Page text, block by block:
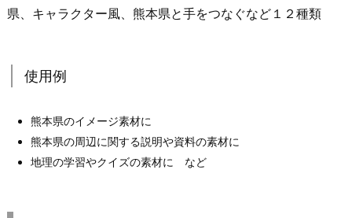
県、キャラクター風、熊本県と手をつなぐなど１２種類
使用例
熊本県のイメージ素材に
熊本県の周辺に関する説明や資料の素材に
地理の学習やクイズの素材に など